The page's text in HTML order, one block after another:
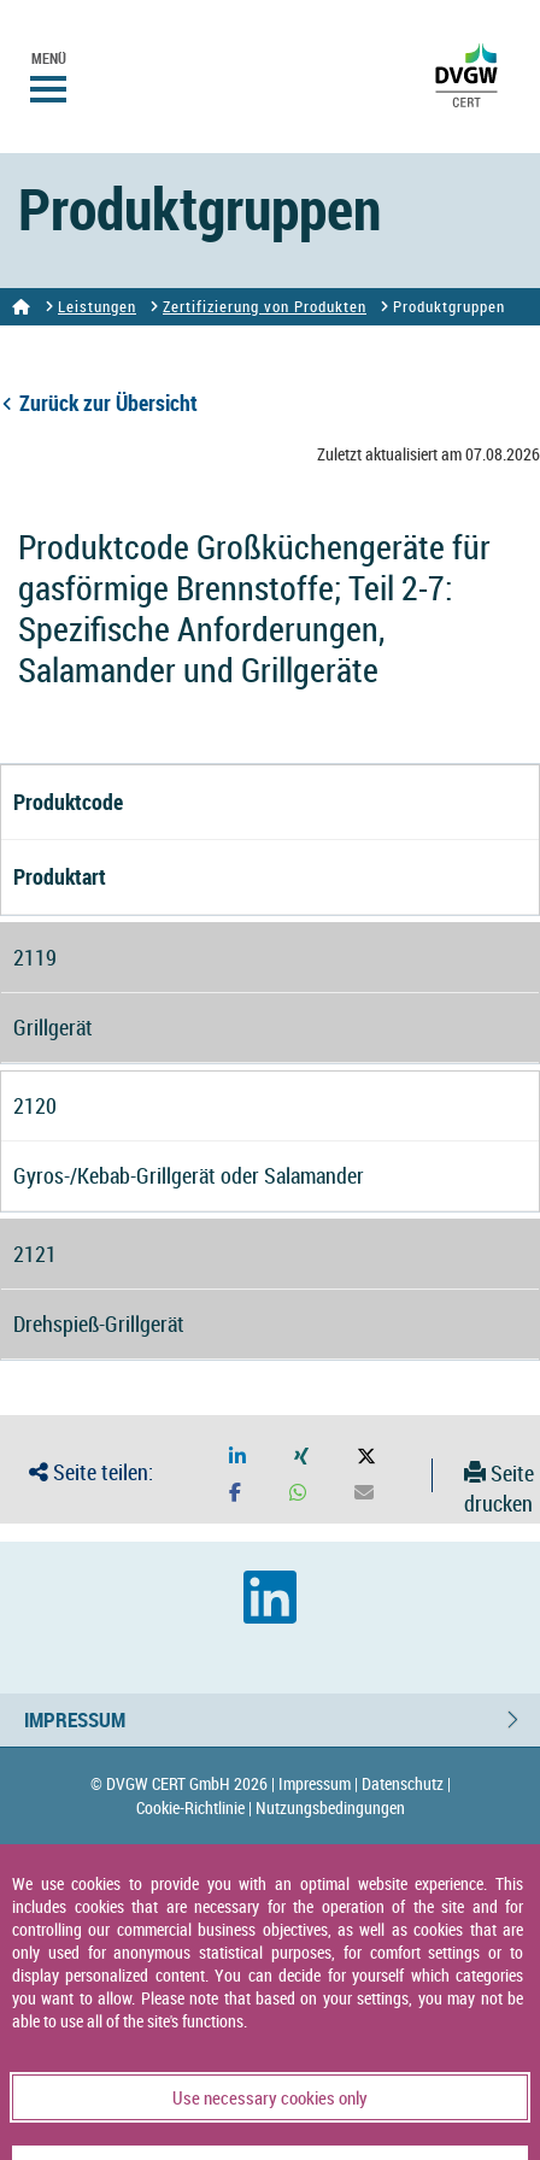
MENÜ
Produktgruppen
Leistungen Zertifizierung von Produkten Produktgruppen
Zurück zur Übersicht
Zuletzt aktualisiert am 07.08.2026
Produktcode Großküchengeräte für
gasförmige Brennstoffe; Teil 2-7:
Spezifische Anforderungen,
Salamander und Grillgeräte
Produktcode
Produktart
2119
Grillgerät
2120
Gyros-/Kebab-Grillgerät oder Salamander
2121
Drehspieß-Grillgerät
Seite teilen:
Seite
drucken
IMPRESSUM
© DVGW CERT GmbH 2026 | Impressum | Datenschutz |
Cookie-Richtlinie | Nutzungsbedingungen
We use cookies to provide you with an optimal website experience. This
includes cookies that are necessary for the operation of the site and for
controlling our commercial business objectives, as well as cookies that are
only used for anonymous statistical purposes, for comfort settings or to
display personalized content. You can decide for yourself which categories
you want to allow. Please note that based on your settings, you may not be
able to use all of the site's functions.
Use necessary cookies only